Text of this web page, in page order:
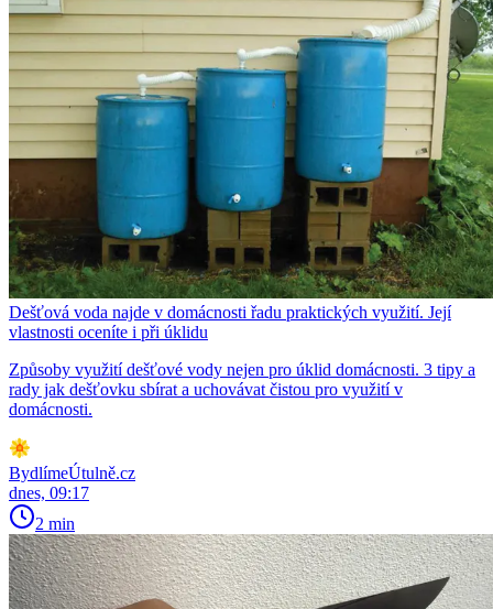
Dešťová voda najde v domácnosti řadu praktických využití. Její
vlastnosti oceníte i při úklidu
Způsoby využití dešťové vody nejen pro úklid domácnosti. 3 tipy a
rady jak dešťovku sbírat a uchovávat čistou pro využití v
domácnosti.
BydlímeÚtulně.cz
dnes, 09:17
2 min